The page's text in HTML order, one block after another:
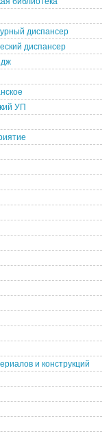
диспансер
диспансер
УП
и конструкций